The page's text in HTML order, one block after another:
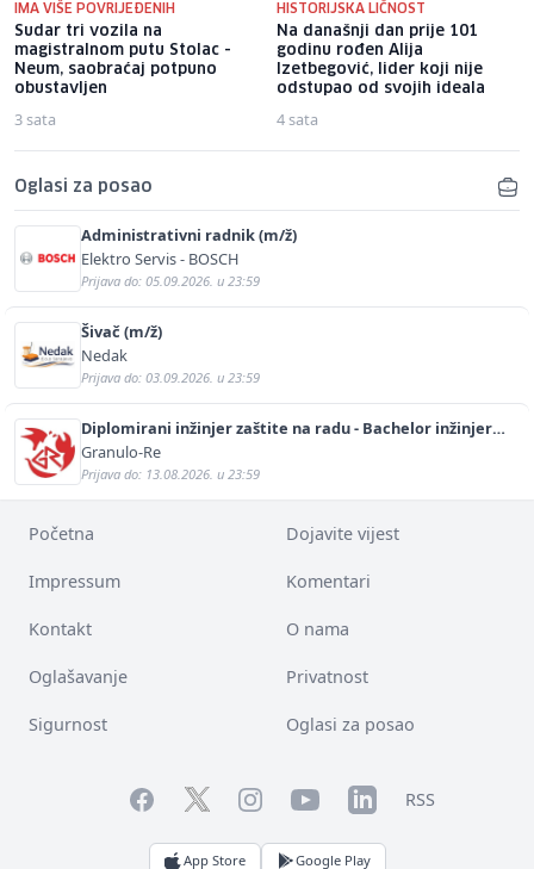
IMA VIŠE POVRIJEĐENIH
Sudar tri vozila na
magistralnom putu Stolac -
Neum, saobraćaj potpuno
obustavljen
3 sata
HISTORIJSKA LIČNOST
Na današnji dan prije 101
godinu rođen Alija
Izetbegović, lider koji nije
odstupao od svojih ideala
4 sata
Oglasi za posao
Administrativni radnik (m/ž)
Elektro Servis - BOSCH
Prijava do: 05.09.2026. u 23:59
Šivač (m/ž)
Nedak
Prijava do: 03.09.2026. u 23:59
Diplomirani inžinjer zaštite na radu - Bachelor inžinjer
sigurnosti i pomoći (m/ž)
Granulo-Re
Prijava do: 13.08.2026. u 23:59
Početna Dojavite vijest
Impressum Komentari
Kontakt O nama
Oglašavanje Privatnost
Sigurnost Oglasi za posao
FacebookTwitterInstagramYouTubeLinkedInRSS
App Store Google Play